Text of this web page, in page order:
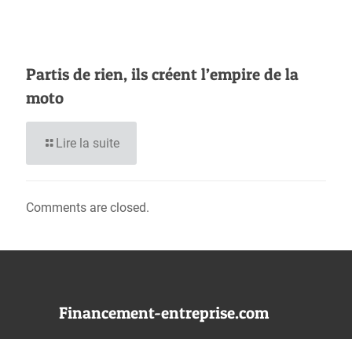
Partis de rien, ils créent l’empire de la
moto
Lire la suite
Comments are closed.
Financement-entreprise.com